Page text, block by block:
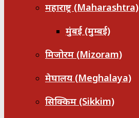
महाराष्ट्र (Maharashtra)
मुंबई (मुम्बई)
मिजोरम (Mizoram)
मेघालय (Meghalaya)
सिक्किम (Sikkim)